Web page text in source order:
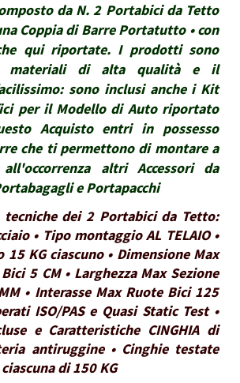
da N. 2 Portabici da Tetto
Coppia di Barre Portatutto • con
qui riportate. I prodotti sono
materiali di alta qualità e il
sono inclusi anche i Kit
per il Modello di Auto riportato
Acquisto entri in possesso
che ti permettono di montare a
altri Accessori da
e Portapacchi
tecniche dei 2 Portabici da Tetto:
• Tipo montaggio AL TELAIO •
15 KG ciascuno • Dimensione Max
5 CM • Larghezza Max Sezione
• Interasse Max Ruote Bici 125
ISO/PAS e Quasi Static Test •
e Caratteristiche CINGHIA di
antiruggine • Cinghie testate
di 150 KG